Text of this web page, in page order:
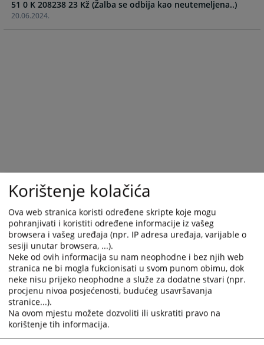
forward
to
interact
mark
key
to
get
the
keyboard
shortcuts
for
changing
dates.
forward
interact
mark
key
to
get
the
keyboard
shortcuts
for
changing
dates.
20.06.2024.
51 0 K 208238 23 Kž (Žalba se odbija kao neutemeljena..)
Korištenje kolačića
Ova web stranica koristi određene skripte koje mogu
pohranjivati i koristiti određene informacije iz vašeg
browsera i vašeg uređaja (npr. IP adresa uređaja, varijable o
sesiji unutar browsera, ...).
Neke od ovih informacija su nam neophodne i bez njih web
stranica ne bi mogla fukcionisati u svom punom obimu, dok
neke nisu prijeko neophodne a služe za dodatne stvari (npr.
procjenu nivoa posjećenosti, budućeg usavršavanja
stranice...).
Na ovom mjestu možete dozvoliti ili uskratiti pravo na
korištenje tih informacija.